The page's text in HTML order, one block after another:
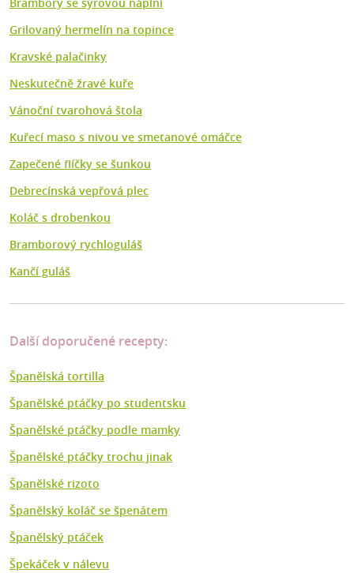
Grilovaný hermelín na topince
Kravské palačinky
Neskutečně žravé kuře
Vánoční tvarohová štola
Kuřecí maso s nivou ve smetanové omáčce
Zapečené flíčky se šunkou
Debrecínská vepřová plec
Koláč s drobenkou
Bramborový rychloguláš
Kančí guláš
Další doporučené recepty:
Španělská tortilla
Španělské ptáčky po studentsku
Španělské ptáčky podle mamky
Španělské ptáčky trochu jinak
Španělské rizoto
Španělský koláč se špenátem
Španělský ptáček
Špekáček v nálevu